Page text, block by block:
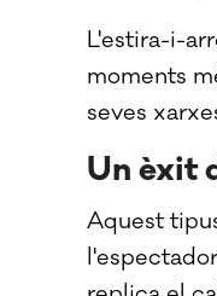
L'estira-i-
moments
seves
Un èxit
Aquest